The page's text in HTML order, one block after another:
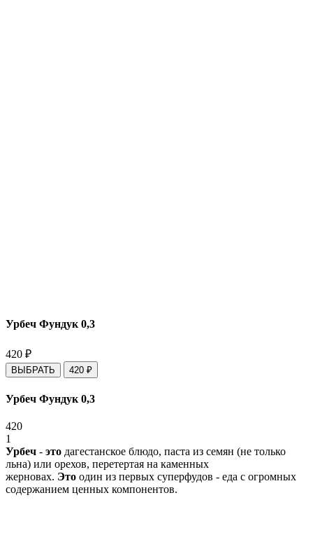
Урбеч Фундук 0,3
420 ₽
ВЫБРАТЬ 420 ₽
Урбеч Фундук 0,3
420
1
Урбеч - это дагестанское блюдо, паста из семян (не только
льна) или орехов, перетертая на каменных
жерновах. Это один из первых суперфудов - еда с огромных
содержанием ценных компонентов.